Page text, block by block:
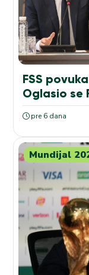
FSS
Oglasio se
pre 6 dana
Mundijal